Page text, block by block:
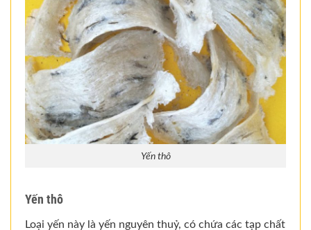
Yến thô
Yến thô
Loại yến này là yến nguyên thuỷ, có chứa các tạp chất